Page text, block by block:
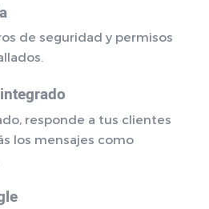
de seguridad y permisos
responde a tus clientes
los mensajes como